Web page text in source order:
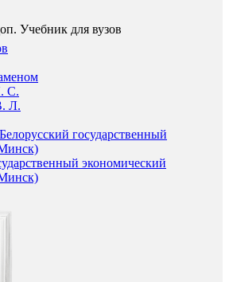
Учебник для вузов
С.
Л.
Белорусский государственный
экономический